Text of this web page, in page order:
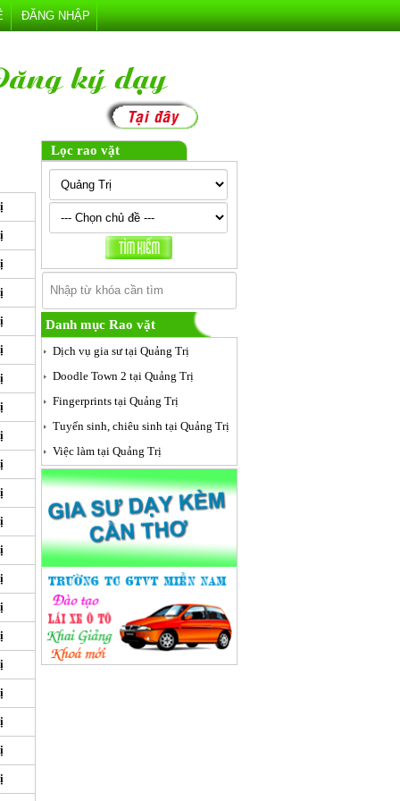
ĐĂNG NHẬP
Lọc rao vặt
Danh mục Rao vặt
Dịch vụ gia sư tại Quảng Trị
Doodle Town 2 tại Quảng Trị
Fingerprints tại Quảng Trị
Tuyển sinh, chiêu sinh tại Quảng Trị
Việc làm tại Quảng Trị